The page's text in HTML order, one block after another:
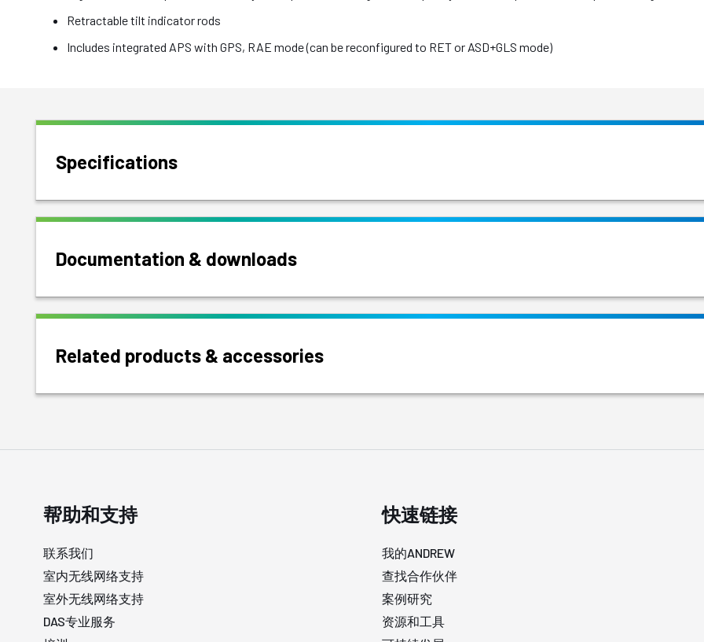
Retractable tilt indicator rods
Includes integrated APS with GPS, RAE mode (can be reconfigured to RET or ASD+GLS mode)
Specifications
Documentation & downloads
Related products & accessories
帮助和支持
联系我们
室内无线网络支持
室外无线网络支持
DAS专业服务
快速链接
我的ANDREW
查找合作伙伴
案例研究
资源和工具